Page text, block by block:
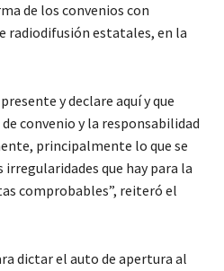
de los convenios con
radiodifusión estatales, en la
y declare aquí y que
convenio y la responsabilidad
principalmente lo que se
que hay para la
comprobables”, reiteró el
dictar el auto de apertura al